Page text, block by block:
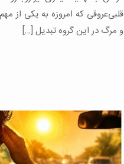
قلبی‌عروقی که امروزه به یکی از
و مرگ در این گروه تبدیل […]